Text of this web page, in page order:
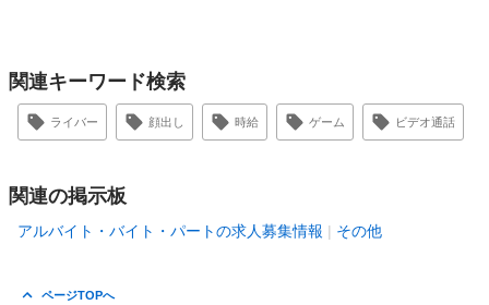
関連キーワード検索
ライバー 顔出し 時給 ゲーム ビデオ通話
関連の掲示板
アルバイト・バイト・パートの求人募集情報 その他
ページTOPへ